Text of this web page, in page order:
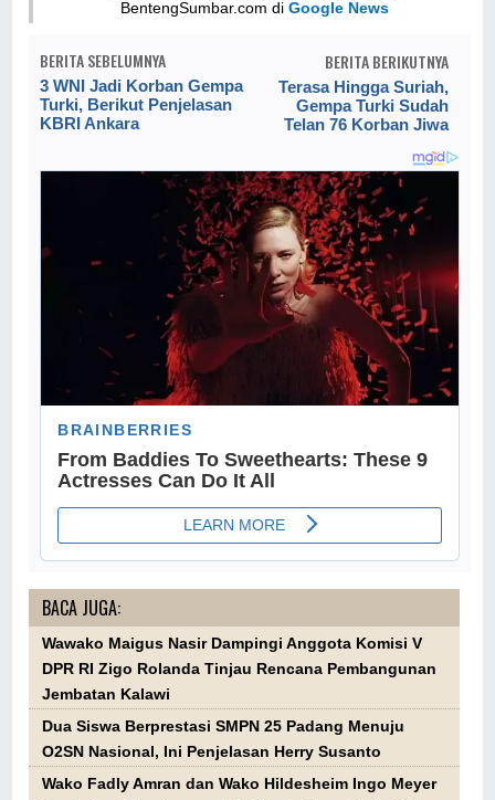
BentengSumbar.com diGoogle News
BERITA SEBELUMNYA
3 WNI Jadi Korban Gempa
Turki, Berikut Penjelasan
KBRI Ankara
BERITA BERIKUTNYA
Terasa Hingga Suriah,
Gempa Turki Sudah
Telan 76 Korban Jiwa
BACA JUGA:
Wawako Maigus Nasir Dampingi Anggota Komisi V
DPR RI Zigo Rolanda Tinjau Rencana Pembangunan
Jembatan Kalawi
Dua Siswa Berprestasi SMPN 25 Padang Menuju
O2SN Nasional, Ini Penjelasan Herry Susanto
Wako Fadly Amran dan Wako Hildesheim Ingo Meyer